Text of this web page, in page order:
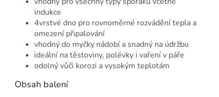
indukce
4vrstvé dno pro rovnoměrné rozvádění tepla a
omezení připalování
vhodný do myčky nádobí a snadný na údržbu
ideální na těstoviny, polévky i vaření v páře
odolný vůči korozi a vysokým teplotám
Obsah balení